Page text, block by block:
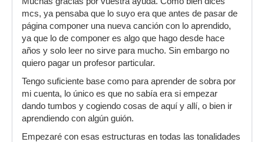
mcs, ya pensaba que lo suyo era que antes de pasar de
página componer una nueva canción con lo aprendido,
ya que lo de componer es algo que hago desde hace
años y solo leer no sirve para mucho. Sin embargo no
quiero pagar un profesor particular.
Tengo suficiente base como para aprender de sobra por
mi cuenta, lo único es que no sabía era si empezar
dando tumbos y cogiendo cosas de aquí y allí, o bien ir
aprendiendo con algún guión.
Empezaré con esas estructuras en todas las tonalidades